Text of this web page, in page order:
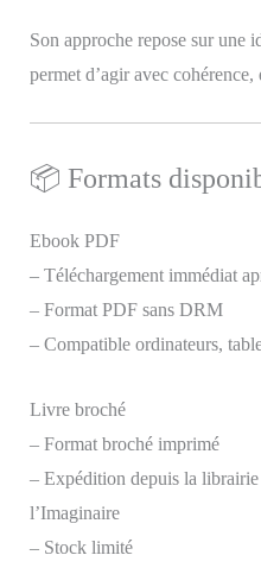
Son approche repose sur une
permet d’agir avec
📦 Formats
Ebook PDF
– Téléchargement immédiat
– Format PDF sans DRM
– Compatible ordinateurs,
Livre broché
– Format broché imprimé
– Expédition depuis la
l’Imaginaire
– Stock limité